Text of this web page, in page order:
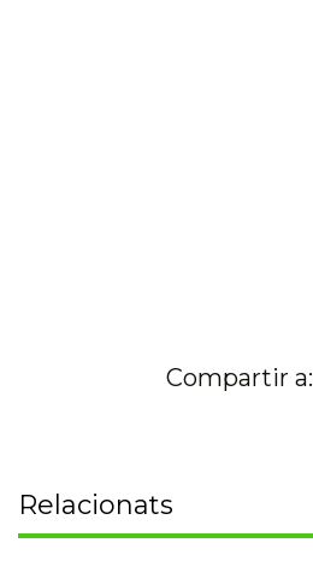
Compartir a:
Relacionats